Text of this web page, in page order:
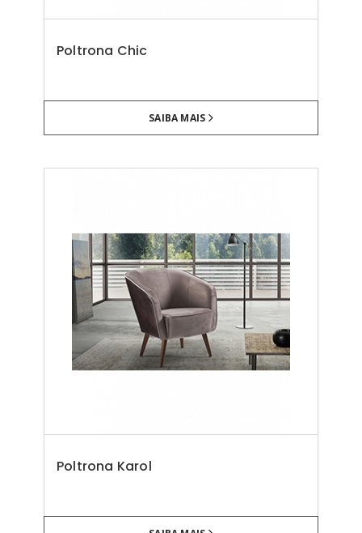
Poltrona Chic
SAIBA MAIS
Poltrona Karol